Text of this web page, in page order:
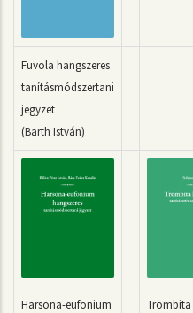
Fuvola hangszeres
tanításmódszertani
jegyzet
(Barth István)
Harsona-eufonium
Trombita